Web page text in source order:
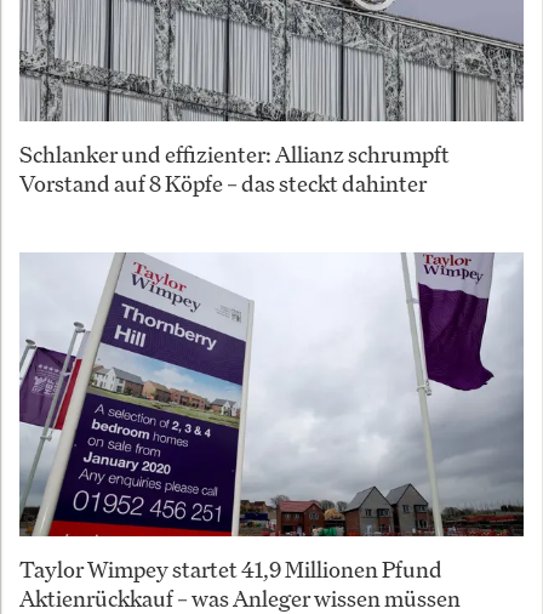
Schlanker und effizienter: Allianz schrumpft
Vorstand auf 8 Köpfe – das steckt dahinter
Taylor Wimpey startet 41,9 Millionen Pfund
Aktienrückkauf – was Anleger wissen müssen